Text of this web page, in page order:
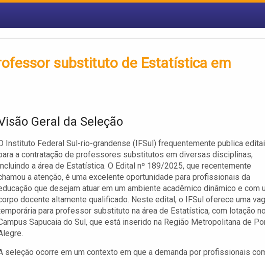
substituto de Estatística em
Geral da Seleção
Instituto Federal Sul-rio-grandense (IFSul) frequentemente publica
a contratação de professores substitutos em diversas disciplinas,
a área de Estatística. O Edital nº 189/2025, que recentemente
a atenção, é uma excelente oportunidade para profissionais da
que desejam atuar em um ambiente acadêmico dinâmico e com
docente altamente qualificado. Neste edital, o IFSul oferece uma
para professor substituto na área de Estatística, com lotação
Sapucaia do Sul, que está inserido na Região Metropolitana de
seleção ocorre em um contexto em que a demanda por profissionais